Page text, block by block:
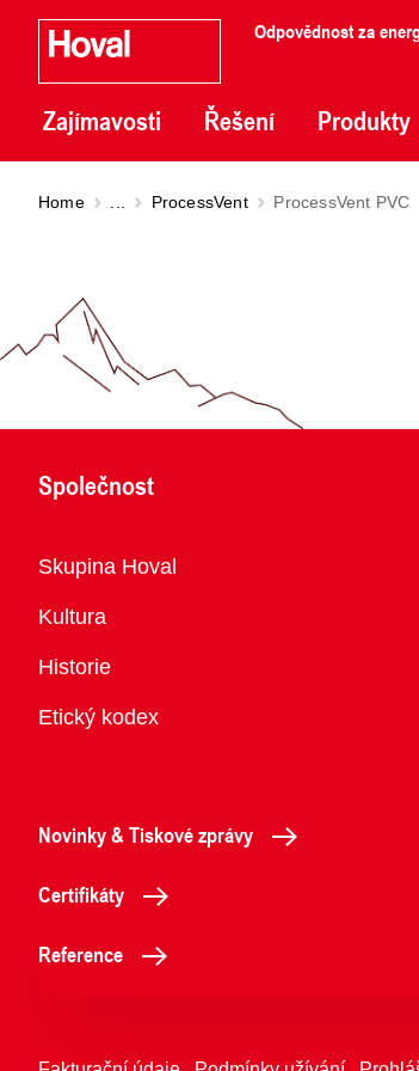
Odpovědnost za
Zajímavosti Řešení Produkty
Home ProcessVent ProcessVent PVC
Společnost
Přehled
Skupina Hoval
Kultura
Historie
Etický kodex
Novinky & Tiskové zprávy
Certifikáty
Reference